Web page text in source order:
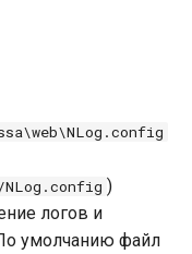
)
логов и
умолчанию файл